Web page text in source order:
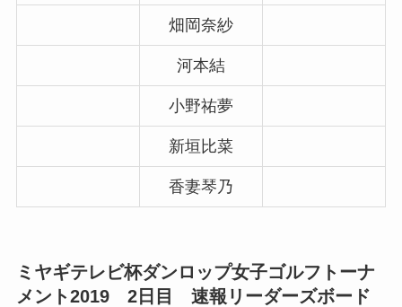
畑岡奈紗
河本結
小野祐夢
新垣比菜
香妻琴乃
ミヤギテレビ杯ダンロップ女子ゴルフトーナ
メント2019 2日目 速報リーダーズボード